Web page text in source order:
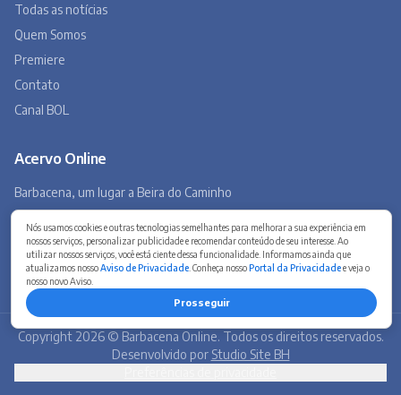
Nós usamos cookies e outras tecnologias semelhantes para melhorar a sua experiência em
nossos serviços, personalizar publicidade e recomendar conteúdo de seu interesse. Ao
utilizar nossos serviços, você está ciente dessa funcionalidade. Informamos ainda que
atualizamos nossoAviso de Privacidade . Conheça nossoPortal da Privacidadee veja o
nosso novo Aviso.
Prosseguir
Museu Virtual
Museu do Tropeirismo
Copyright 2026 © Barbacena Online. Todos os direitos reservados.